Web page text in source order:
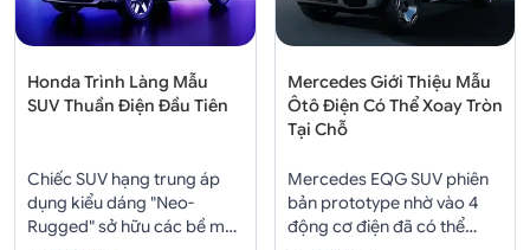
Honda Trình Làng Mẫu
SUV Thuần Điện Đầu Tiên
Chiếc SUV hạng trung áp
dụng kiểu dáng "Neo-
Rugged" sở hữu các bề mặt
Mercedes Giới Thiệu Mẫu
Ôtô Điện Có Thể Xoay Tròn
Tại Chỗ
Mercedes EQG SUV phiên
bản prototype nhờ vào 4
động cơ điện đã có thể